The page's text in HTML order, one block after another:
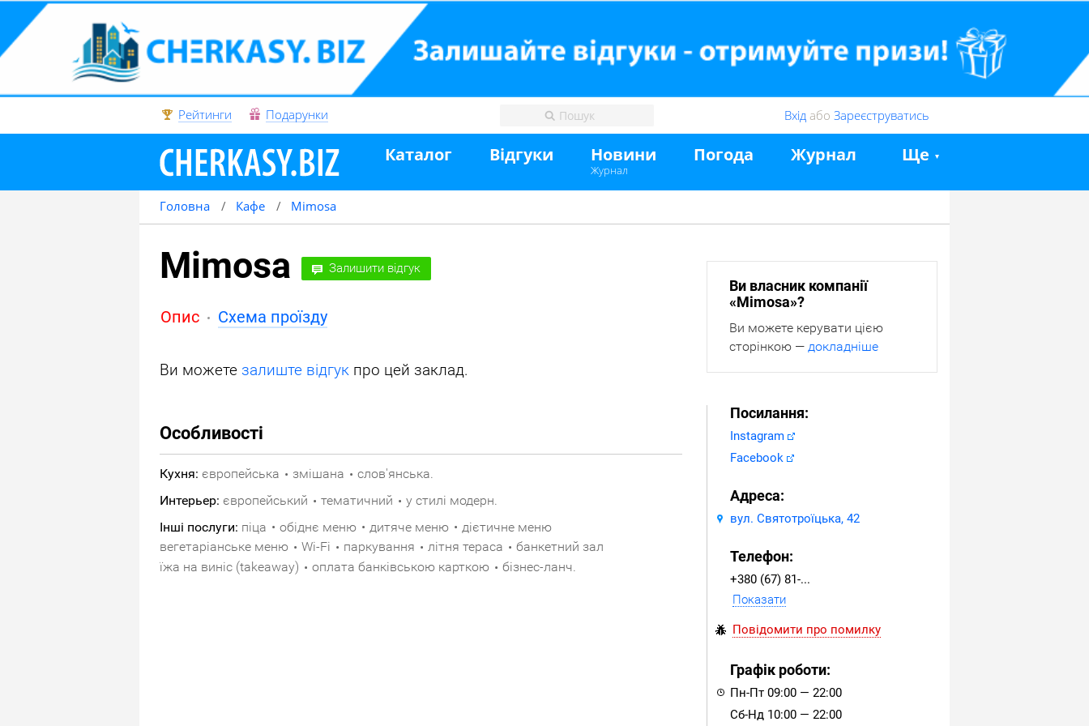
Рейтинги Подарунки Вхід або Зареєструватись
Каталог Відгуки Новини
Журнал
Погода Журнал Ще
Головна Кафе Mimosa
Mimosa Залишити відгук
Опис Схема проїзду
Ви можете залиште відгук про цей заклад.
Особливості
Кухня: європейська • змішана • слов'янська.
Интерьер: європейський • тематичний • у стилі модерн
Інші послуги: піца • обіднє меню • дитяче меню • дієтичне меню
вегетаріанське меню • Wi-Fi • паркування • літня тераса • банкетний зал
їжа на виніс (takeaway) • оплата банківською карткою • бізнес-ланч.
Ви власник компанії
«Mimosa»?
Ви можете керувати цією
сторінкою — докладніше
Посилання:
Instagram
Facebook
Адреса:
вул. Святотроїцька, 42
Телефон:
+380 (67) 81-18-778
Показати
Повідомити про помилку
Графік роботи:
Пн-Пт 09:00 — 22:00
Сб-Нд 10:00 — 22:00